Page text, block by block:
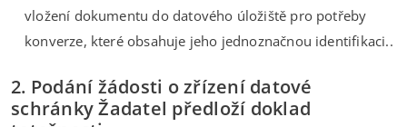
vložení dokumentu do datového úložiště pro potřeby
konverze, které obsahuje jeho jednoznačnou identifikaci..
2. Podání žádosti o zřízení datové
schránky Žadatel předloží doklad